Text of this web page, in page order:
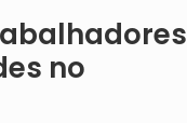
no